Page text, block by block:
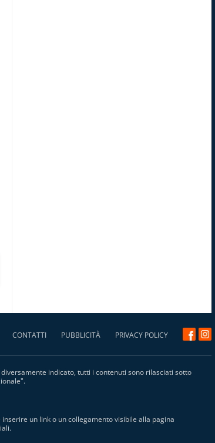
CONTATTI PUBBLICITÀ PRIVACY POLICY
indicato, tutti i contenuti sono rilasciati sotto
".
un link o un collegamento visibile alla pagina